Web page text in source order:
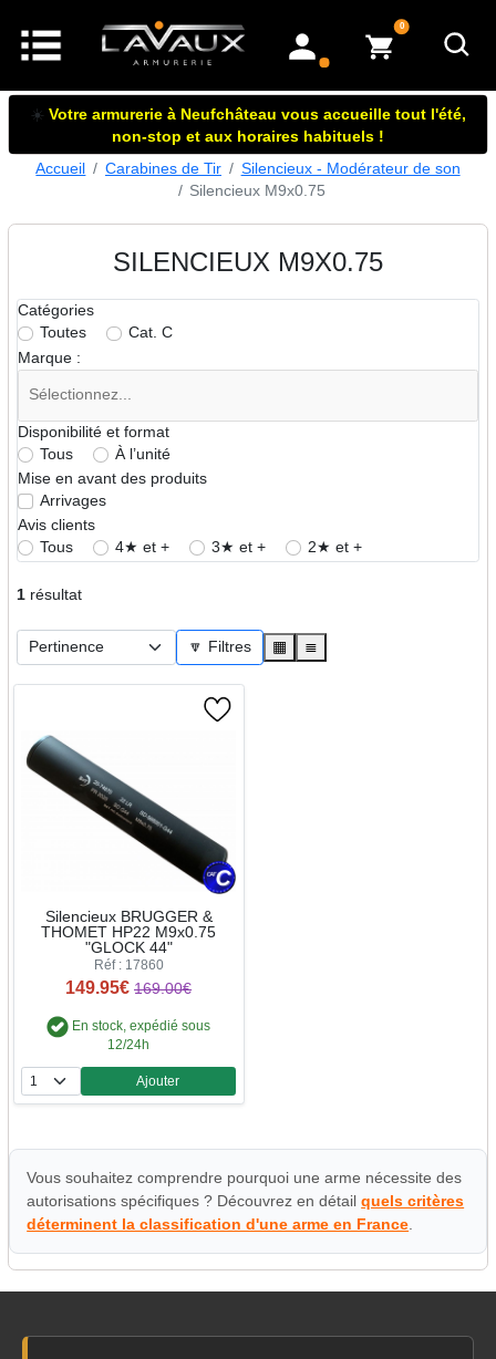
mon compte
0articles dans le panier
☀️ Votre armurerie à Neufchâteau vous accueille tout l'été,
non-stop et aux horaires habituels !
Accueil
Carabines de Tir
Silencieux - Modérateur de son
Silencieux M9x0.75
SILENCIEUX M9X0.75
Catégories
Toutes
Cat. C
Marque :
Disponibilité et format
Tous
À l’unité
Mise en avant des produits
Arrivages
Avis clients
Tous
4★ et + 3★ et + 2★ et +
1résultat
🔽 Filtres ▦ ≣
Silencieux BRUGGER &
THOMET HP22 M9x0.75
"GLOCK 44"
Réf : 17860
149.95€ 169.00€
En stock, expédié sous
12/24h
Quantité
Ajouter
Vous souhaitez comprendre pourquoi une arme nécessite des
autorisations spécifiques ? Découvrez en détailquels critères
déterminent la classification d'une arme en France